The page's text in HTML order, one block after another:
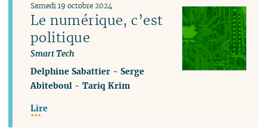
Le numérique, c’est
politique
Smart Tech
Samedi 19 octobre 2024
Delphine Sabattier -Serge
Abiteboul -Tariq Krim
Lire